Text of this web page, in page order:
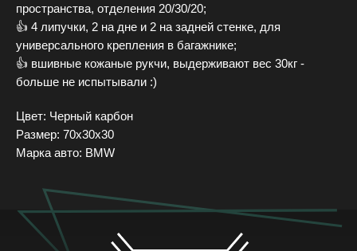
пространства, отделения 20/30/20;
👍 4 липучки, 2 на дне и 2 на задней стенке, для
универсального крепления в багажнике;
👍 вшивные кожаные рукчи, выдерживают вес 30кг -
больше не испытывали :)
Цвет: Черный карбон
Размер: 70х30х30
Марка авто: BMWКаталог
+7 (905) 555-37-35
Галерея
Новости
Московская область, г.о. Подольск, д. Ордынцы, Садовая ул., 1А
Ежедневно с 8:00 до 20:00